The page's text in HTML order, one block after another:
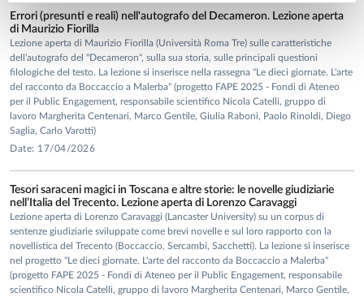
Errori (presunti e reali) nell'autografo del Decameron. Lezione aperta
di Maurizio Fiorilla
Lezione aperta di Maurizio Fiorilla (Università Roma Tre) sulle caratteristiche
dell'autografo del "Decameron", sulla sua storia, sulle principali questioni
filologiche del testo. La lezione si inserisce nella rassegna "Le dieci giornate. L'arte
del racconto da Boccaccio a Malerba" (progetto FAPE 2025 - Fondi di Ateneo
per il Public Engagement, responsabile scientifico Nicola Catelli, gruppo di
lavoro Margherita Centenari, Marco Gentile, Giulia Raboni, Paolo Rinoldi, Diego
Saglia, Carlo Varotti)
Date: 17/04/2026
Tesori saraceni magici in Toscana e altre storie: le novelle giudiziarie
nell’Italia del Trecento. Lezione aperta di Lorenzo Caravaggi
Lezione aperta di Lorenzo Caravaggi (Lancaster University) su un corpus di
sentenze giudiziarie sviluppate come brevi novelle e sul loro rapporto con la
novellistica del Trecento (Boccaccio, Sercambi, Sacchetti). La lezione si inserisce
nel progetto "Le dieci giornate. L'arte del racconto da Boccaccio a Malerba"
(progetto FAPE 2025 - Fondi di Ateneo per il Public Engagement, responsabile
scientifico Nicola Catelli, gruppo di lavoro Margherita Centenari, Marco Gentile,